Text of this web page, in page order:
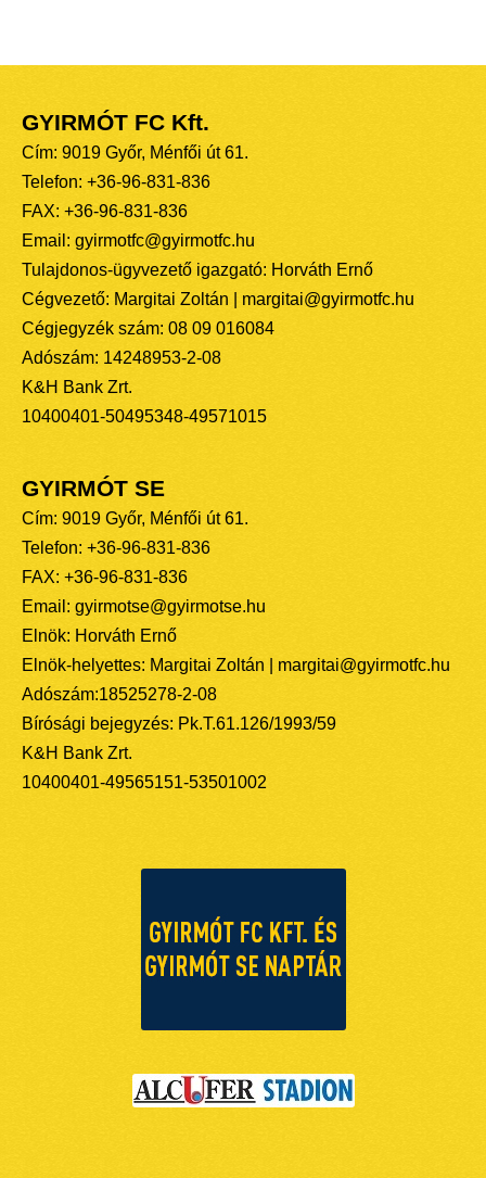
GYIRMÓT FC Kft.
Cím: 9019 Győr, Ménfői út 61.
Telefon: +36-96-831-836
FAX: +36-96-831-836
Email: gyirmotfc@gyirmotfc.hu
Tulajdonos-ügyvezető igazgató: Horváth Ernő
Cégvezető: Margitai Zoltán | margitai@gyirmotfc.hu
Cégjegyzék szám: 08 09 016084
Adószám: 14248953-2-08
K&H Bank Zrt.
10400401-50495348-49571015
GYIRMÓT SE
Cím: 9019 Győr, Ménfői út 61.
Telefon: +36-96-831-836
FAX: +36-96-831-836
Email: gyirmotse@gyirmotse.hu
Elnök: Horváth Ernő
Elnök-helyettes: Margitai Zoltán | margitai@gyirmotfc.hu
Adószám:18525278-2-08
Bírósági bejegyzés: Pk.T.61.126/1993/59
K&H Bank Zrt.
10400401-49565151-53501002